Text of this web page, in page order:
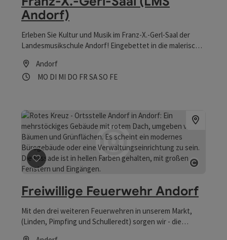
Andorf)
Erleben Sie Kultur und Musik im Franz-X.-Gerl-Saal der
Landesmusikschule Andorf! Eingebettet in die malerische
für lokale und internationale Künstler. Egal zu welcher
Jahreszeit – Lassen Sie sich von der außergewöhnlichen
Andorf
Öffnungszeiten
MO Montag geöffnet
DI Dienstag geöffnet
MI Mittwoch geöffnet
DO Donnerstag geöffnet
FR Freitag geöffnet
SASamstag geöffnet
SO Sonntag geöffnet
FEFeiertag geöffnet
Beitrag merken: Freiwillige Feuerwehr Andorf
Freiwillige Feuerwehr Andorf
Mit den drei weiteren Feuerwehren in unserem Markt,
(Linden, Pimpfing und Schulleredt) sorgen wir - die